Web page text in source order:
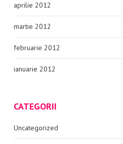
aprilie 2012
martie 2012
februarie 2012
ianuarie 2012
CATEGORII
Uncategorized